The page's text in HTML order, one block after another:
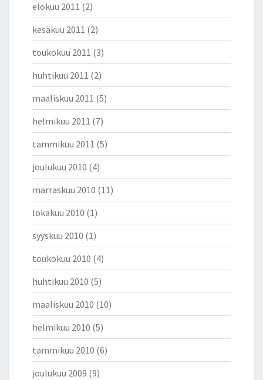
elokuu 2011 (2)
kesäkuu 2011 (2)
toukokuu 2011 (3)
huhtikuu 2011 (2)
maaliskuu 2011 (5)
helmikuu 2011 (7)
tammikuu 2011 (5)
joulukuu 2010 (4)
marraskuu 2010 (11)
lokakuu 2010 (1)
syyskuu 2010 (1)
toukokuu 2010 (4)
huhtikuu 2010 (5)
maaliskuu 2010 (10)
helmikuu 2010 (5)
tammikuu 2010 (6)
joulukuu 2009 (9)